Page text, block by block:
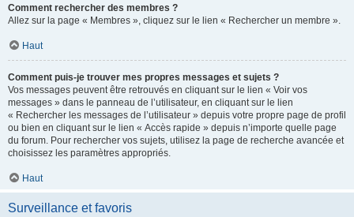
Comment rechercher des membres ?
Allez sur la page « Membres », cliquez sur le lien « Rechercher un membre ».
Haut
Comment puis-je trouver mes propres messages et sujets ?
Vos messages peuvent être retrouvés en cliquant sur le lien « Voir vos
messages » dans le panneau de l’utilisateur, en cliquant sur le lien
« Rechercher les messages de l’utilisateur » depuis votre propre page de profil
ou bien en cliquant sur le lien « Accès rapide » depuis n’importe quelle page
du forum. Pour rechercher vos sujets, utilisez la page de recherche avancée et
choisissez les paramètres appropriés.
Haut
Surveillance et favoris